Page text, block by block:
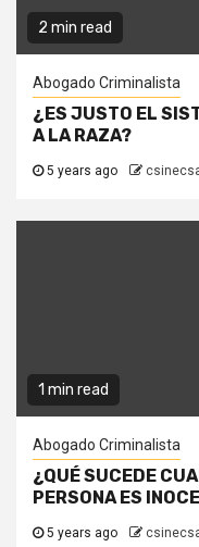
2 min read
Abogado Criminalista
¿ES JUSTO EL
A LA RAZA?
5 years ago
1 min read
Abogado Criminalista
¿QUÉ SUCEDE
PERSONA ES
5 years ago